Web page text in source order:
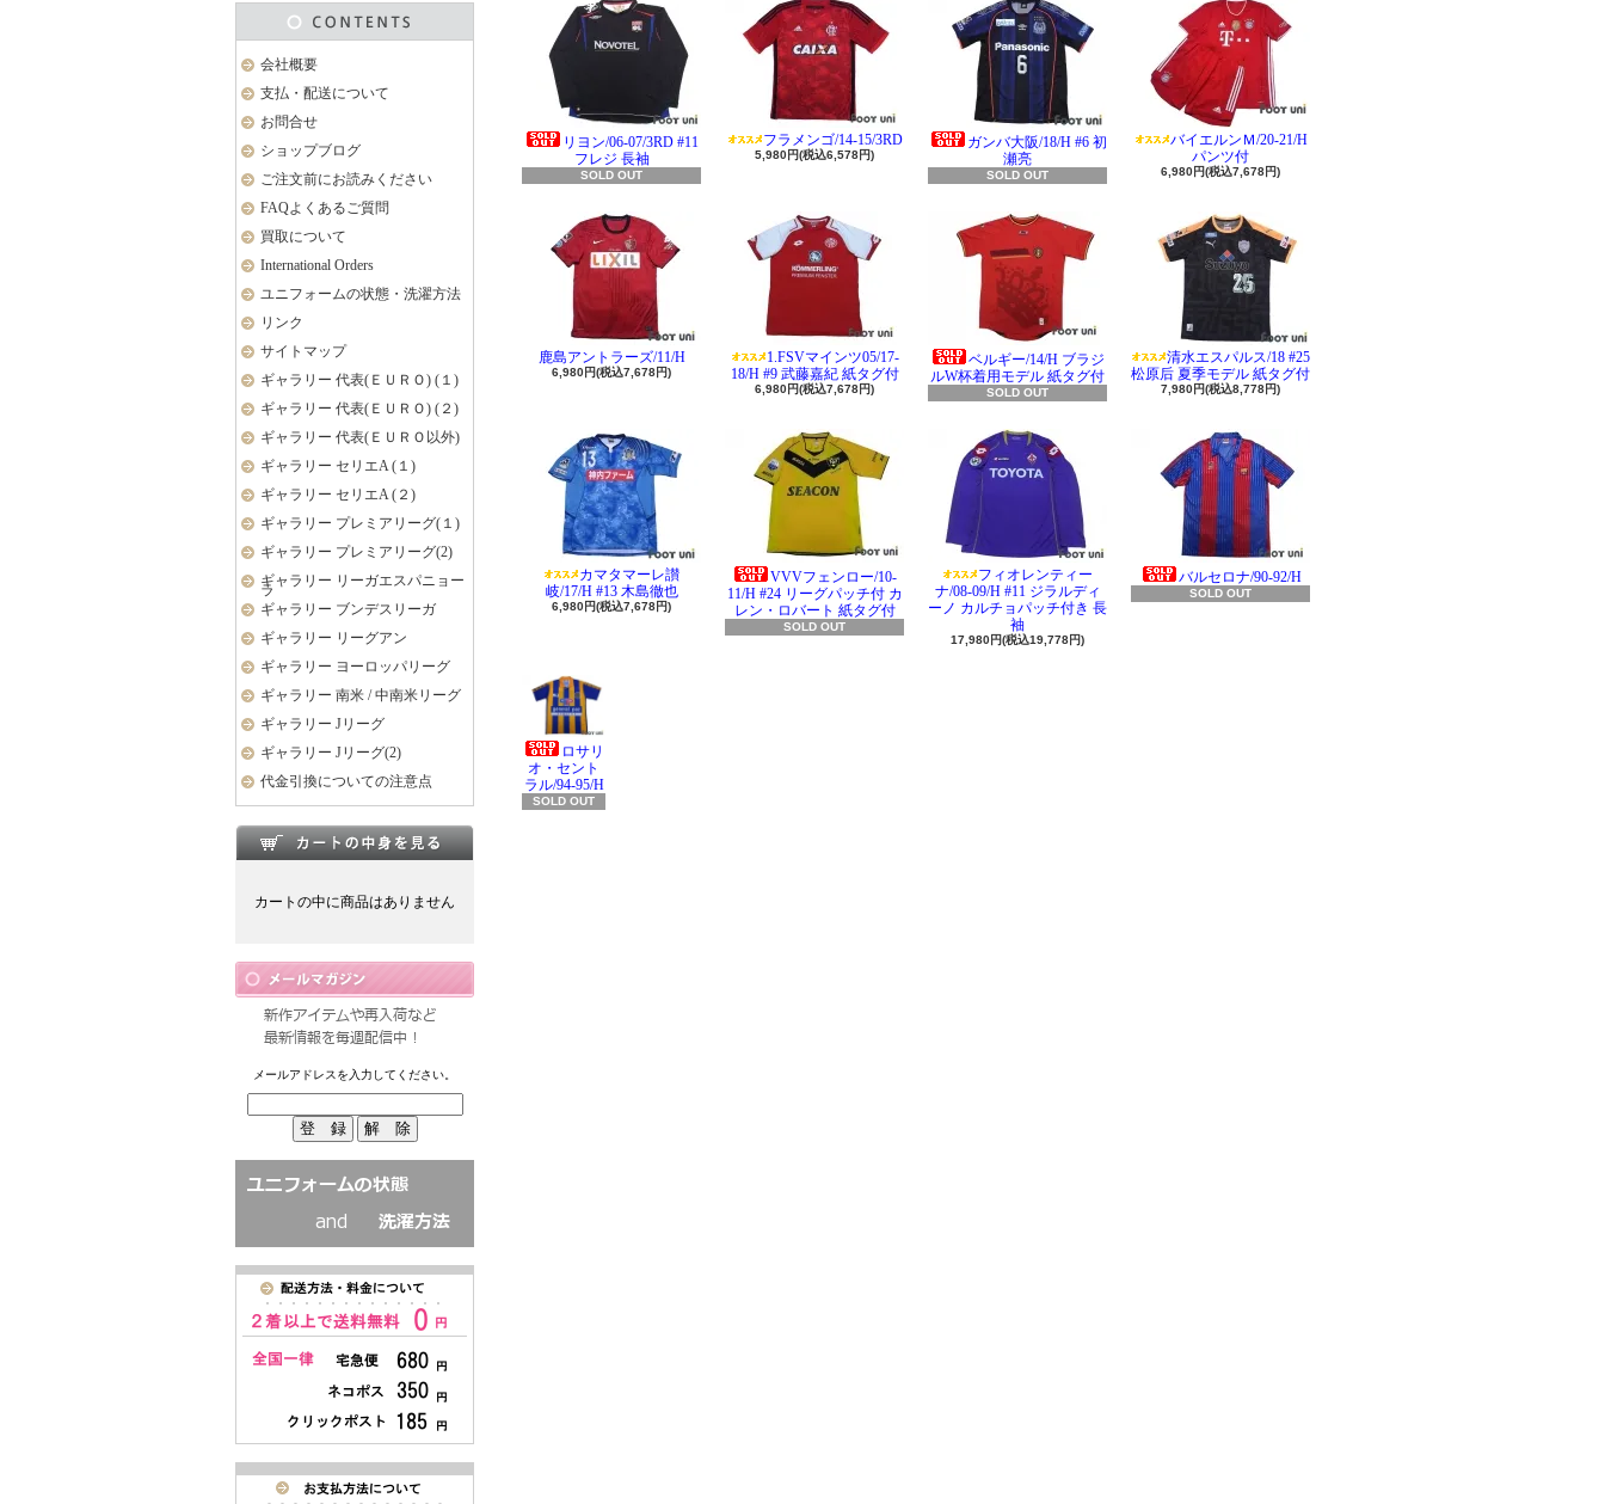
会社概要
支払・配送について
お問合せ
ショップブログ
ご注文前にお読みください
FAQよくあるご質問
買取について
International Orders
ユニフォームの状態・洗濯方法
リンク
サイトマップ
ギャラリー 代表(ＥＵＲＯ) (１)
ギャラリー 代表(ＥＵＲＯ) (２)
ギャラリー 代表(ＥＵＲＯ以外)
ギャラリー セリエA (１)
ギャラリー セリエA (２)
ギャラリー プレミアリーグ(１)
ギャラリー プレミアリーグ(2)
ギャラリー リーガエスパニョー
ラ
ギャラリー ブンデスリーガ
ギャラリー リーグアン
ギャラリー ヨーロッパリーグ
ギャラリー 南米 / 中南米リーグ
ギャラリー Jリーグ
ギャラリー Jリーグ(2)
代金引換についての注意点
カートの中に商品はありません
メールアドレスを入力してください。
リヨン/06-07/3RD #11
フレジ 長袖
SOLD OUT
フラメンゴ/14-15/3RD
5,980円(税込6,578円)
ガンバ大阪/18/H #6 初
瀬亮
SOLD OUT
バイエルンＭ/20-21/H
パンツ付
6,980円(税込7,678円)
鹿島アントラーズ/11/H
6,980円(税込7,678円)
1.FSVマインツ05/17-
18/H #9 武藤嘉紀 紙タグ付
6,980円(税込7,678円)
ベルギー/14/H ブラジ
ルW杯着用モデル 紙タグ付
SOLD OUT
清水エスパルス/18 #25
松原后 夏季モデル 紙タグ付
7,980円(税込8,778円)
カマタマーレ讃
岐/17/H #13 木島徹也
6,980円(税込7,678円)
VVVフェンロー/10-
11/H #24 リーグパッチ付 カ
レン・ロバート 紙タグ付
SOLD OUT
フィオレンティー
ナ/08-09/H #11 ジラルディ
ーノ カルチョパッチ付き 長
袖
17,980円(税込19,778円)
バルセロナ/90-92/H
SOLD OUT
ロサリ
オ・セント
ラル/94-95/H
SOLD OUT